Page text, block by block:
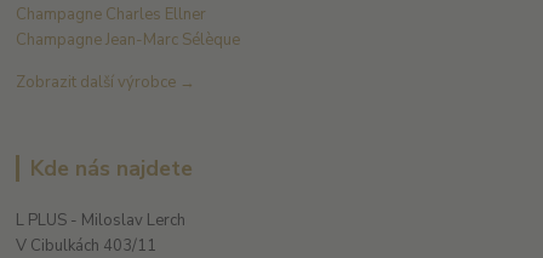
Champagne Charles Ellner
Champagne Jean-Marc Sélèque
Zobrazit další výrobce →
Kde nás najdete
L PLUS - Miloslav Lerch
V Cibulkách 403/11